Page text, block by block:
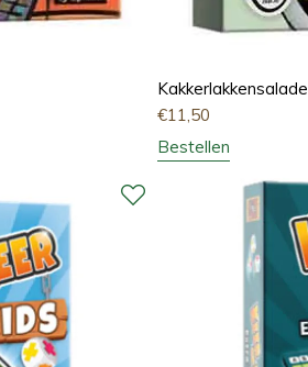
Kakkerlakkensalade
€11,50
Bestellen